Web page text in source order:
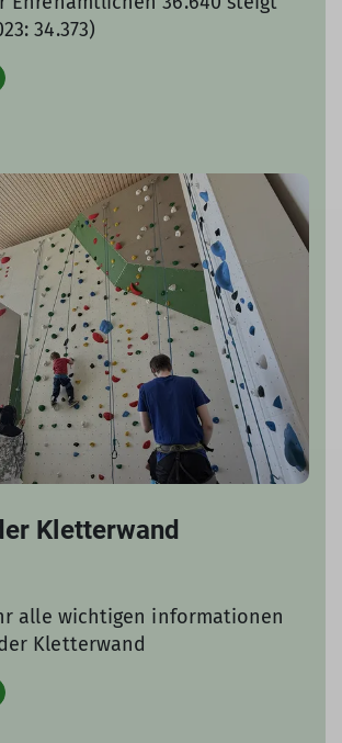
34.373)
Kletterwand
alle wichtigen informationen
Kletterwand